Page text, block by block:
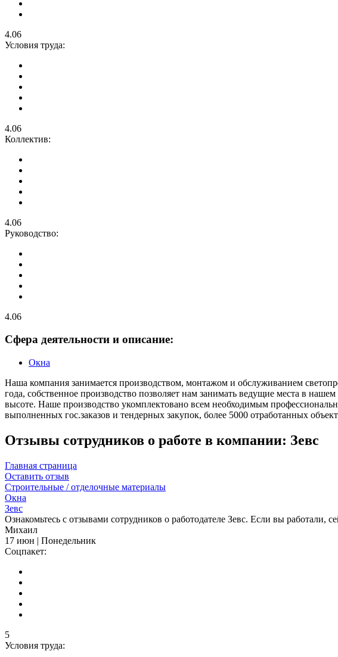
4.06
Условия труда:
4.06
Коллектив:
4.06
Руководство:
4.06
Сфера деятельности и описание:
Окна
Наша компания занимается производством, монтажом и обслуживанием
года, собственное производство позволяет нам занимать ведущие места в
высоте. Наше производство укомплектовано всем необходимым
выполненных гос.заказов и тендерных закупок, более 5000 отработанных
Отзывы сотрудников о работе в компании: Зевс
Главная страница
Оставить отзыв
Строительные / отделочные материалы
Окна
Зевс
Ознакомьтесь с отзывами сотрудников о работодателе Зевс. Если вы работали,
Михаил
17 июн | Понедельник
Соцпакет:
5
Условия труда: